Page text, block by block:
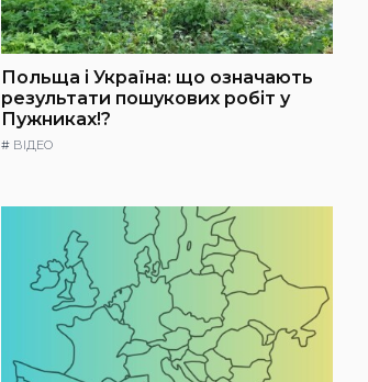
Польща і Україна: що означають
результати пошукових робіт у
Пужниках!?
# ВІДЕО